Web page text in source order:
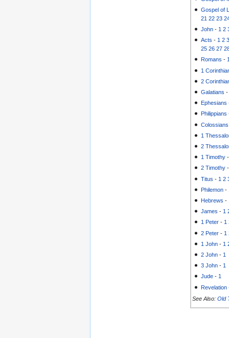
Gospel of
21 22 23
John - 1 2
Acts - 1 2
25 26 27
Romans -
1
2
Galatians
Ephesians
Philippians
Colossians
1
2
1 Timothy
2 Timothy
Titus - 1 2
Philemon -
Hebrews -
James - 1
1 Peter - 1
2 Peter - 1
1 John - 1
2 John - 1
3 John - 1
Jude - 1
Revelation
See Also: Old